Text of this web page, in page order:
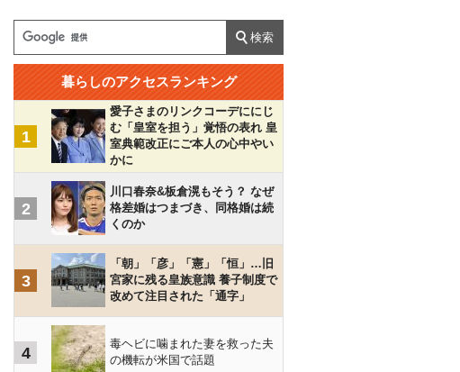
暮らしのアクセスランキング
1
愛子さまのリンクコーデににじ
む「皇室を担う」覚悟の表れ 皇
室典範改正にご本人の心中やい
かに
2
川口春奈&板倉滉もそう？ なぜ
格差婚はつまづき、同格婚は続
くのか
3
「朝」「彦」「憲」「恒」…旧
宮家に残る皇族意識 養子制度で
改めて注目された「通字」
4
毒ヘビに噛まれた妻を救った夫
の機転が米国で話題